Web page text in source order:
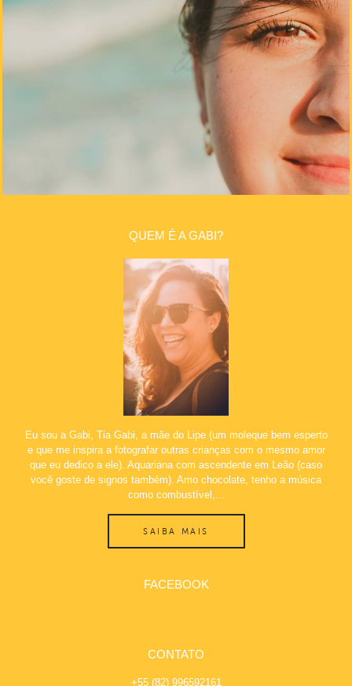
QUEM É A GABI?
Eu sou a Gabi, Tia Gabi, a mãe do Lipe (um moleque bem esperto
e que me inspira a fotografar outras crianças com o mesmo amor
que eu dedico a ele). Aquariana com ascendente em Leão (caso
você goste de signos também). Amo chocolate, tenho a música
como combustível,...
SAIBA MAIS
FACEBOOK
CONTATO
+55 (82) 996592161